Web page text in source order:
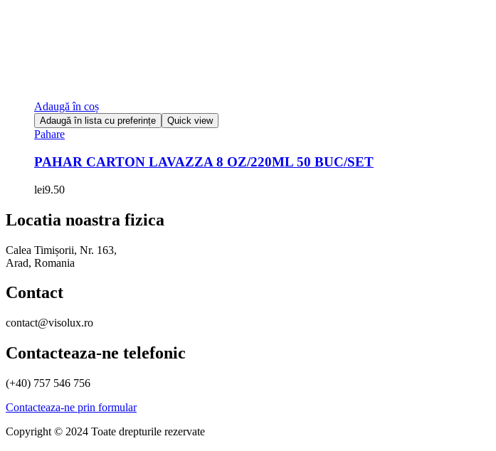
Adaugă în coș
Adaugă în lista cu preferințe Quick view
Pahare
PAHAR CARTON LAVAZZA 8 OZ/220ML 50 BUC/SET
lei9.50
Locatia noastra fizica
Calea Timișorii, Nr. 163,
Arad, Romania
Contact
contact@visolux.ro
Contacteaza-ne telefonic
(+40) 757 546 756
Contacteaza-ne prin formular
Copyright © 2024 Toate drepturile rezervate